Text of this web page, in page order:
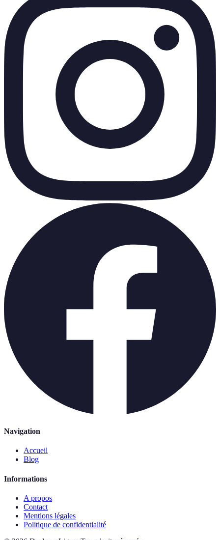
Navigation
Accueil
Blog
Informations
A propos
Contact
Mentions légales
Politique de confidentialité